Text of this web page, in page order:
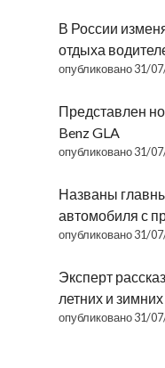
В России
отдыха
опубликовано 31/
Представлен
Benz GLA
опубликовано 31/
Названы
автомобиля с
опубликовано 31/
Эксперт
летних и
опубликовано 31/